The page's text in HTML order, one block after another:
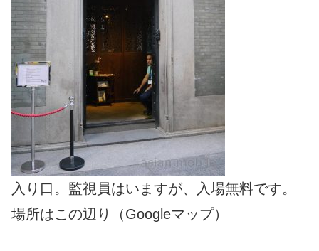
入り口。監視員はいますが、入場無料です。
場所はこの辺り（Googleマップ）